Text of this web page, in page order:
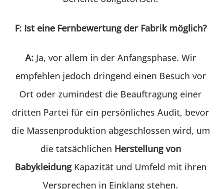
F: Ist eine Fernbewertung der Fabrik möglich?
A:Ja, vor allem in der Anfangsphase. Wir
empfehlen jedoch dringend einen Besuch vor
Ort oder zumindest die Beauftragung einer
dritten Partei für ein persönliches Audit, bevor
die Massenproduktion abgeschlossen wird, um
die tatsächlichen Herstellung von
BabykleidungKapazität und Umfeld mit ihren
Versprechen in Einklang stehen.